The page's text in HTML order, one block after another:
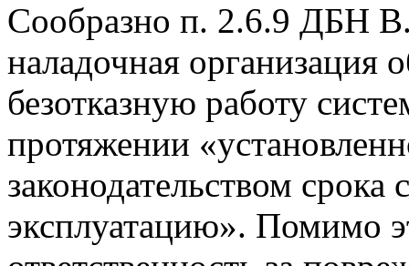
Сообразно п. 2.6.9 ДБН
наладочная организация
безотказную работу
протяжении
законодательством
эксплуатацию». Помимо